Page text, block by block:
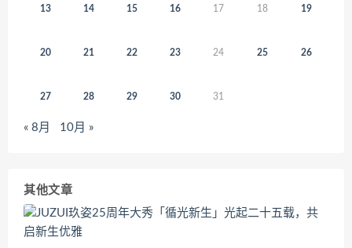
13 14 15 16 17 18 19
20 21 22 23 24 25 26
27 28 29 30 31
« 8月 10月 »
其他文章